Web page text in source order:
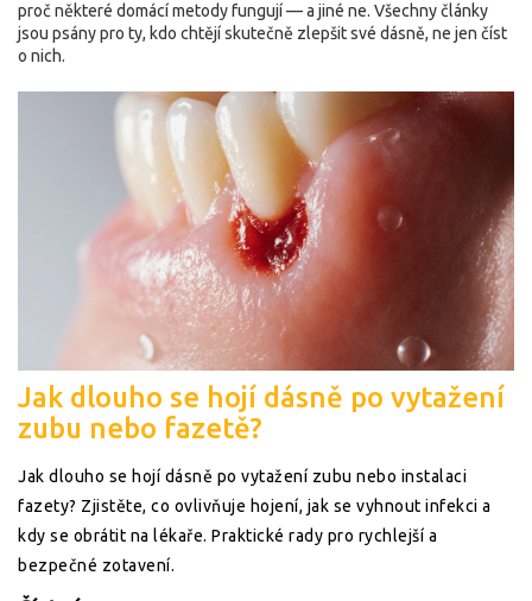
proč některé domácí metody fungují — a jiné ne. Všechny články
jsou psány pro ty, kdo chtějí skutečně zlepšit své dásně, ne jen číst
o nich.
Jak dlouho se hojí dásně po vytažení
zubu nebo fazetě?
Jak dlouho se hojí dásně po vytažení zubu nebo instalaci
fazety? Zjistěte, co ovlivňuje hojení, jak se vyhnout infekci a
kdy se obrátit na lékaře. Praktické rady pro rychlejší a
bezpečné zotavení.